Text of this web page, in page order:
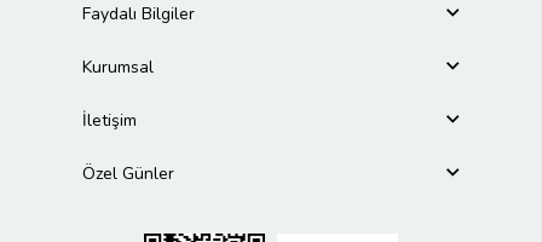
Faydalı Bilgiler
Kurumsal
İletişim
Özel Günler